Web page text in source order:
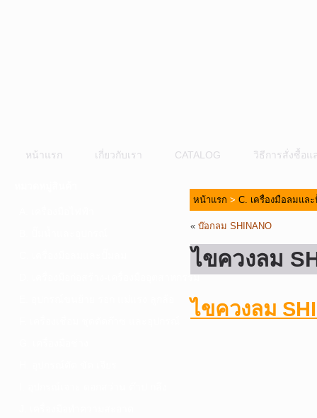
หน้าแรก เกี่ยวกับเรา CATALOG วิธีการสั่งซื้อแ
D. เครื่องมือก่อสร้าง-เครื่องมืออุตสาหกรรม
หน้าแรก > C. เครื่องมือลมแล
« บ๊อกลม SHINANO
ไขควงลม
ไขควงลม